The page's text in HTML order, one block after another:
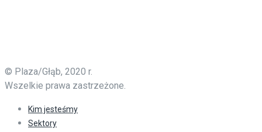
© Plaza/Głąb, 2020 r.
Wszelkie prawa zastrzeżone.
Kim jesteśmy
Sektory